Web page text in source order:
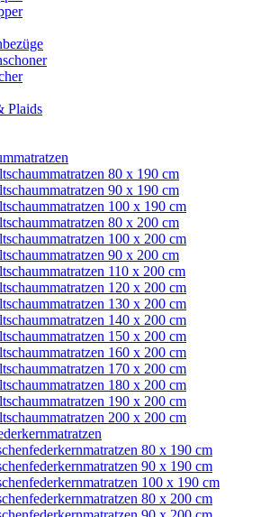
Plaids
80 x 190 cm
90 x 190 cm
100 x 190 cm
80 x 200 cm
100 x 200 cm
90 x 200 cm
110 x 200 cm
120 x 200 cm
130 x 200 cm
140 x 200 cm
150 x 200 cm
160 x 200 cm
170 x 200 cm
180 x 200 cm
190 x 200 cm
200 x 200 cm
80 x 190 cm
90 x 190 cm
100 x 190 cm
80 x 200 cm